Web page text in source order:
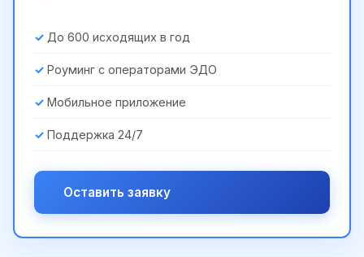
До 600 исходящих в год
Роуминг с операторами ЭДО
Мобильное приложение
Поддержка 24/7
Оставить заявку